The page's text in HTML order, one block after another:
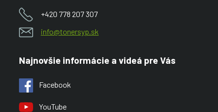
+420 778 207 307
info@tonersyp.sk
Najnovšie informácie a videá pre Vás
Facebook
YouTube